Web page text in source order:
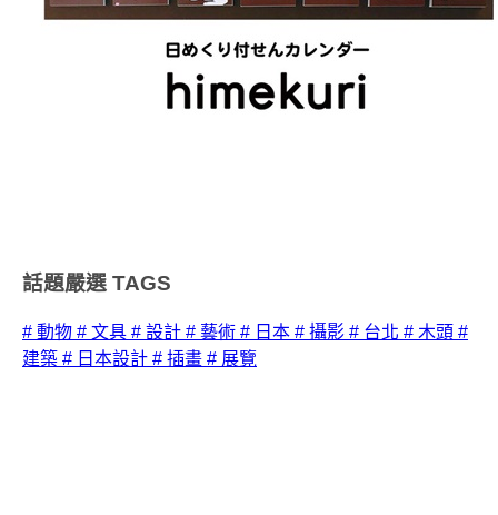
話題嚴選 TAGS
# 動物 # 文具 # 設計 # 藝術 # 日本 # 攝影 # 台北 # 木頭 #
建築 # 日本設計 # 插畫 # 展覽